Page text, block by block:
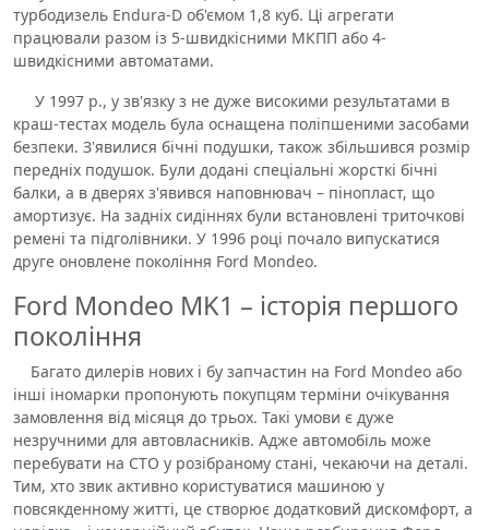
турбодизель Endura-D об'ємом 1,8 куб. Ці агрегати
працювали разом із 5-швидкісними МКПП або 4-
швидкісними автоматами.
У 1997 р., у зв'язку з не дуже високими результатами в
краш-тестах модель була оснащена поліпшеними засобами
безпеки. З'явилися бічні подушки, також збільшився розмір
передніх подушок. Були додані спеціальні жорсткі бічні
балки, а в дверях з'явився наповнювач – пінопласт, що
амортизує. На задніх сидіннях були встановлені триточкові
ремені та підголівники. У 1996 році почало випускатися
друге оновлене покоління Ford Mondeo.
Ford Mondeo MK1 – історія першого
покоління
Багато дилерів нових і бу запчастин на Ford Mondeo або
інші іномарки пропонують покупцям терміни очікування
замовлення від місяця до трьох. Такі умови є дуже
незручними для автовласників. Адже автомобіль може
перебувати на СТО у розібраному стані, чекаючи на деталі.
Тим, хто звик активно користуватися машиною у
повсякденному житті, це створює додатковий дискомфорт, а